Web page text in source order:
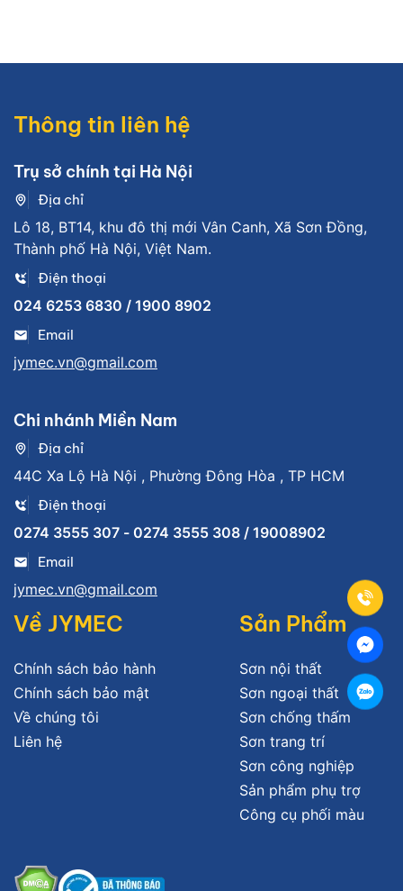
Thông tin liên hệ
Trụ sở chính tại Hà Nội
Địa chỉ
Lô 18, BT14, khu đô thị mới Vân Canh, Xã Sơn Đồng,
Thành phố Hà Nội, Việt Nam.
Điện thoại
024 6253 6830 / 1900 8902
Email
jymec.vn@gmail.com
Chi nhánh Miền Nam
Địa chỉ
44C Xa Lộ Hà Nội , Phường Đông Hòa , TP HCM
Điện thoại
0274 3555 307 - 0274 3555 308 / 19008902
Email
jymec.vn@gmail.com
Về JYMEC
Chính sách bảo hành
Chính sách bảo mật
Về chúng tôi
Liên hệ
Sản Phẩm
Sơn nội thất
Sơn ngoại thất
Sơn chống thấm
Sơn trang trí
Sơn công nghiệp
Sản phẩm phụ trợ
Công cụ phối màu